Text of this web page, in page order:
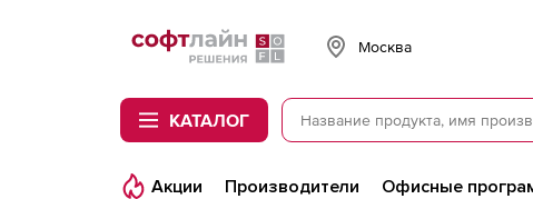
Softline
Москва
КАТАЛОГ
Акции Производители Офисные